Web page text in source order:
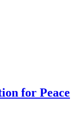
for Peace